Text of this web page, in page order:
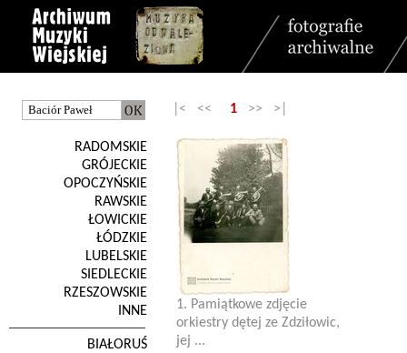
RADOMSKIE
GRÓJECKIE
OPOCZYŃSKIE
RAWSKIE
ŁOWICKIE
ŁÓDZKIE
LUBELSKIE
SIEDLECKIE
RZESZOWSKIE
INNE
BIAŁORUŚ
|< << 1 >> >|
1. Pamiątkowe zdjęcie
orkiestry dętej ze Zdziłowic,
jej ...